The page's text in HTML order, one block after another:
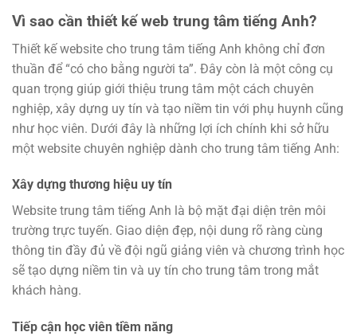
Vì sao cần thiết kế web trung tâm tiếng Anh?
Thiết kế website cho trung tâm tiếng Anh không chỉ đơn
thuần để “có cho bằng người ta”. Đây còn là một công cụ
quan trọng giúp giới thiệu trung tâm một cách chuyên
nghiệp, xây dựng uy tín và tạo niềm tin với phụ huynh cũng
như học viên. Dưới đây là những lợi ích chính khi sở hữu
một website chuyên nghiệp dành cho trung tâm tiếng Anh:
Xây dựng thương hiệu uy tín
Website trung tâm tiếng Anh là bộ mặt đại diện trên môi
trường trực tuyến. Giao diện đẹp, nội dung rõ ràng cùng
thông tin đầy đủ về đội ngũ giảng viên và chương trình học
sẽ tạo dựng niềm tin và uy tín cho trung tâm trong mắt
khách hàng.
Tiếp cận học viên tiềm năng